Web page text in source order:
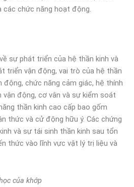
các chức năng hoạt động.
sự phát triển của hệ thần kinh và
triển vận động, vai trò của hệ thần
động, chức năng cảm giác, hệ thính
vận động, cơ vân và sự kiểm soát
thần kinh cao cấp bao gốm
thức và cử động hữu ý. Các chứng
và sự tái sinh thần kinh sau tổn
thức vào lĩnh vực vật lý trị liệu và
của khớp